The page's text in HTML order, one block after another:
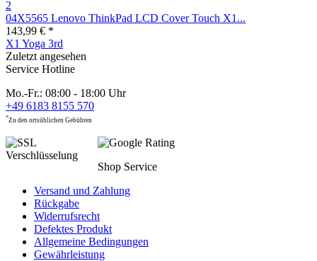
04X5565 Lenovo ThinkPad LCD Cover Touch X1...
143,99 € *
X1 Yoga 3rd
Zuletzt angesehen
Service Hotline
Mo.-Fr.: 08:00 - 18:00 Uhr
+49 6183 8155 570
*Zu den ortsüblichen Gebühren
Shop Service
Versand und Zahlung
Rückgabe
Widerrufsrecht
Defektes Produkt
Allgemeine Bedingungen
Gewährleistung